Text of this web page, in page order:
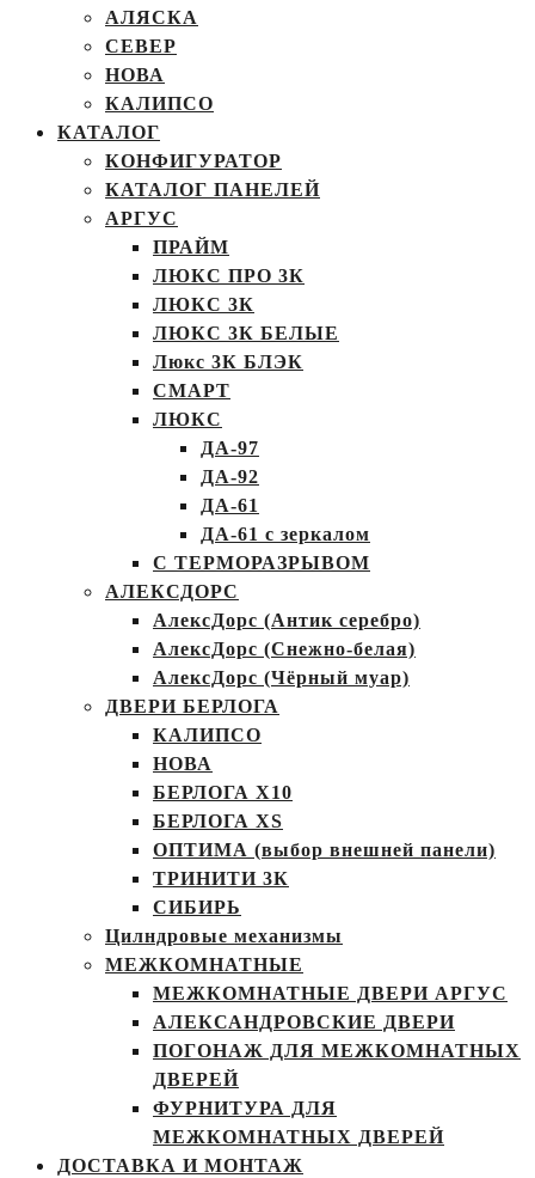
АЛЯСКА
СЕВЕР
НОВА
КАЛИПСО
КАТАЛОГ
КОНФИГУРАТОР
КАТАЛОГ ПАНЕЛЕЙ
АРГУС
ПРАЙМ
ЛЮКС ПРО 3К
ЛЮКС 3К
ЛЮКС 3К БЕЛЫЕ
Люкс 3К БЛЭК
СМАРТ
ЛЮКС
ДА-97
ДА-92
ДА-61
ДА-61 с зеркалом
С ТЕРМОРАЗРЫВОМ
АЛЕКСДОРС
АлексДорс (Антик серебро)
АлексДорс (Снежно-белая)
АлексДорс (Чёрный муар)
ДВЕРИ БЕРЛОГА
КАЛИПСО
НОВА
БЕРЛОГА Х10
БЕРЛОГА XS
ОПТИМА (выбор внешней панели)
ТРИНИТИ 3К
СИБИРЬ
Цилндровые механизмы
МЕЖКОМНАТНЫЕ
МЕЖКОМНАТНЫЕ ДВЕРИ АРГУС
АЛЕКСАНДРОВСКИЕ ДВЕРИ
ПОГОНАЖ ДЛЯ МЕЖКОМНАТНЫХ
ДВЕРЕЙ
ФУРНИТУРА ДЛЯ
МЕЖКОМНАТНЫХ ДВЕРЕЙ
ДОСТАВКА И МОНТАЖ